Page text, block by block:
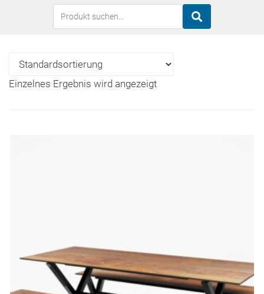
Einzelnes Ergebnis wird angezeigt